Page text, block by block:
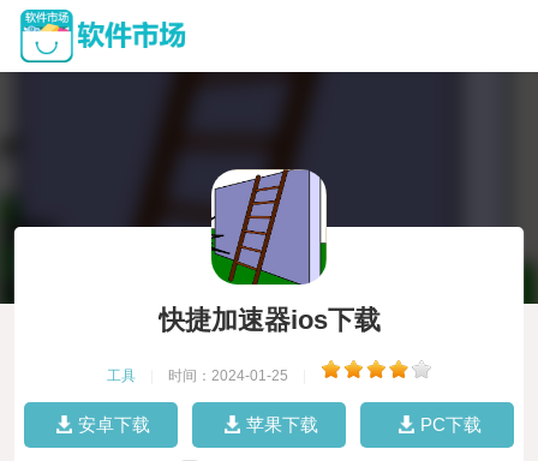
快捷加速器ios下载
工具 时间：2024-01-25
安卓下载 苹果下载 PC下载